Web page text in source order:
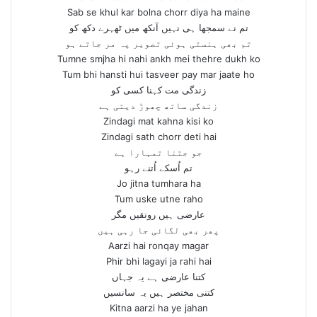
Sab se khul kar bolna chorr diya ha maine
تم نے سمجھا ہی نہیں آنکھ میں ٹھہرے دکھ کو
تم بھی ہنستی ہوئی تصویر پہ مر جاتے ہو
Tumne smjha hi nahi ankh mei thehre dukh ko
Tum bhi hansti hui tasveer pay mar jaate ho
زندگی مت کہنا کسی کو
زندگی ساتھ چھوڑ دیتی ہے
Zindagi mat kahna kisi ko
Zindagi sath chorr deti hai
جو جتنا تمہارا ہے
تم اُسکے اُتنے رہو
Jo jitna tumhara ha
Tum uske utne raho
عارضی ہیں رونقیں مگر
پھر بھی لگائی جا رہی ہیں
Aarzi hai ronqay magar
Phir bhi lagayi ja rahi hai
کتنا عارضی ہے یہ جہاں
کتنی مختصر ہیں یہ سانسیں
Kitna aarzi ha ye jahan